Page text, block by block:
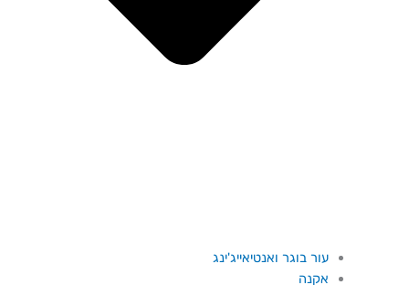
עור בוגר ואנטיאייג'ינג
אקנה